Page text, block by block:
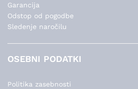
Garancija
Odstop od pogodbe
Sledenje naročilu
OSEBNI PODATKI
Politika zasebnosti